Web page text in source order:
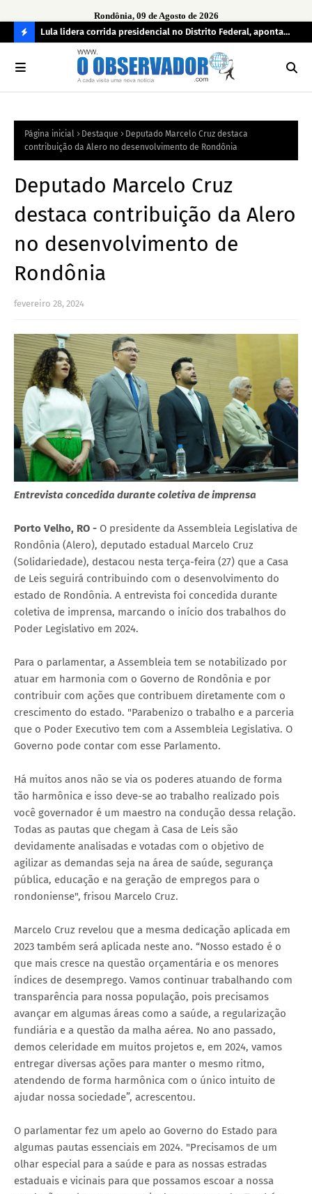
Rondônia, 09 de Agosto de 2026
O
R
Lula lidera corrida presidencial no Distrito Federal, aponta
pesquisa; Flávio Bolsonaro aparece em segundo
Página inicial Destaque
Deputado Marcelo Cruz destaca
contribuição da Alero no desenvolvimento de Rondônia
Deputado Marcelo Cruz
destaca contribuição da Alero
no desenvolvimento de
Rondônia
fevereiro 28, 2024
Entrevista concedida durante coletiva de imprensa
Porto Velho, RO - O presidente da Assembleia Legislativa de
Rondônia (Alero), deputado estadual Marcelo Cruz
(Solidariedade), destacou nesta terça-feira (27) que a Casa
de Leis seguirá contribuindo com o desenvolvimento do
estado de Rondônia. A entrevista foi concedida durante
coletiva de imprensa, marcando o início dos trabalhos do
Poder Legislativo em 2024.
Para o parlamentar, a Assembleia tem se notabilizado por
atuar em harmonia com o Governo de Rondônia e por
contribuir com ações que contribuem diretamente com o
crescimento do estado. "Parabenizo o trabalho e a parceria
que o Poder Executivo tem com a Assembleia Legislativa. O
Governo pode contar com esse Parlamento.
Há muitos anos não se via os poderes atuando de forma
tão harmônica e isso deve-se ao trabalho realizado pois
você governador é um maestro na condução dessa relação.
Todas as pautas que chegam à Casa de Leis são
devidamente analisadas e votadas com o objetivo de
agilizar as demandas seja na área de saúde, segurança
pública, educação e na geração de empregos para o
rondoniense", frisou Marcelo Cruz.
Marcelo Cruz revelou que a mesma dedicação aplicada em
2023 também será aplicada neste ano. “Nosso estado é o
que mais cresce na questão orçamentária e os menores
índices de desemprego. Vamos continuar trabalhando com
transparência para nossa população, pois precisamos
avançar em algumas áreas como a saúde, a regularização
fundiária e a questão da malha aérea. No ano passado,
demos celeridade em muitos projetos e, em 2024, vamos
entregar diversas ações para manter o mesmo ritmo,
atendendo de forma harmônica com o único intuito de
ajudar nossa sociedade”, acrescentou.
O parlamentar fez um apelo ao Governo do Estado para
algumas pautas essenciais em 2024. "Precisamos de um
olhar especial para a saúde e para as nossas estradas
estaduais e vicinais para que possamos escoar a nossa